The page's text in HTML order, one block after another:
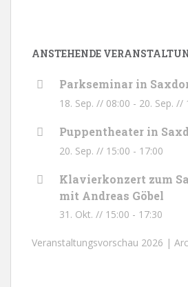
ANSTEHENDE
Parkseminar in
18. Sep. // 08:00 - 20. Sep. //
Puppentheater in
20. Sep. // 15:00 - 17:00
Klavierkonzert zum
mit Andreas Göbel
31. Okt. // 15:00 - 17:30
Veranstaltungsvorschau 2026 |